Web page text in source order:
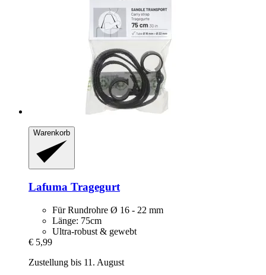
Warenkorb
Lafuma Tragegurt
Für Rundrohre Ø 16 - 22 mm
Länge: 75cm
Ultra-robust & gewebt
€ 5,99
Zustellung bis 11. August